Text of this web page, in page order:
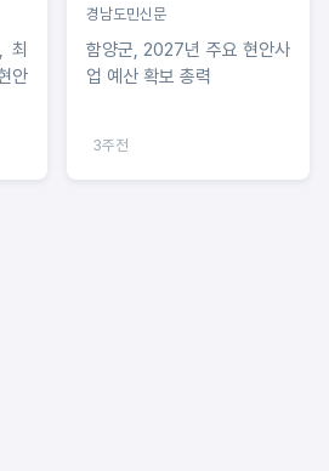
최
안
경남도민신문
함양군, 2027년 주요 현안사
업 예산 확보 총력
3주전